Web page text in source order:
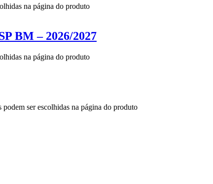
na página do produto
BM – 2026/2027
na página do produto
ser escolhidas na página do produto